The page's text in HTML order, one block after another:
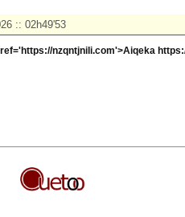
nzqntjnili.com'>Aiqeka